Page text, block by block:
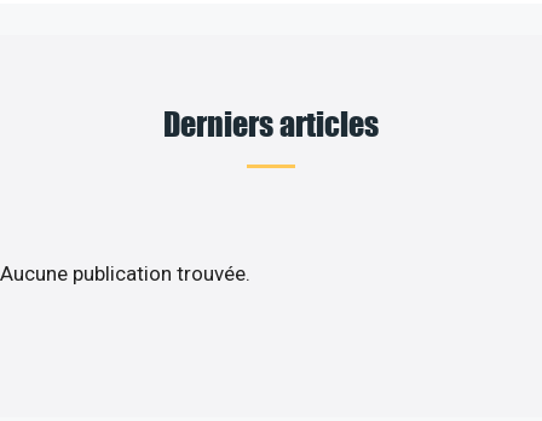
Derniers articles
Aucune publication trouvée.